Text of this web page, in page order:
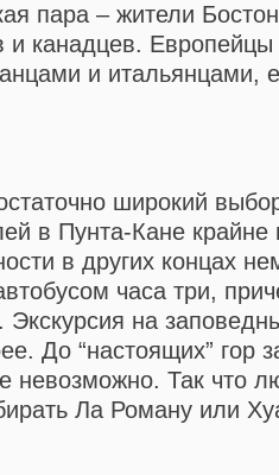
пара – жители
и канадцев.
и итальянцами,
широкий
в Пунта-Кане крайне
в других концах
часа три,
Экскурсия на
До “настоящих” гор
невозможно. Так что
Ла Роману или